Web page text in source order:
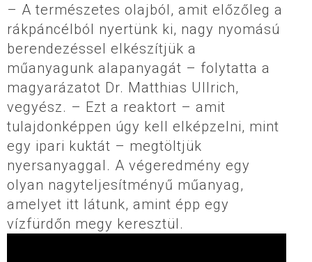
– A természetes olajból, amit előzőleg a
rákpáncélból nyertünk ki, nagy nyomású
berendezéssel elkészítjük a
műanyagunk alapanyagát – folytatta a
magyarázatot Dr. Matthias Ullrich,
vegyész. – Ezt a reaktort – amit
tulajdonképpen úgy kell elképzelni, mint
egy ipari kuktát – megtöltjük
nyersanyaggal. A végeredmény egy
olyan nagyteljesítményű műanyag,
amelyet itt látunk, amint épp egy
vízfürdőn megy keresztül.